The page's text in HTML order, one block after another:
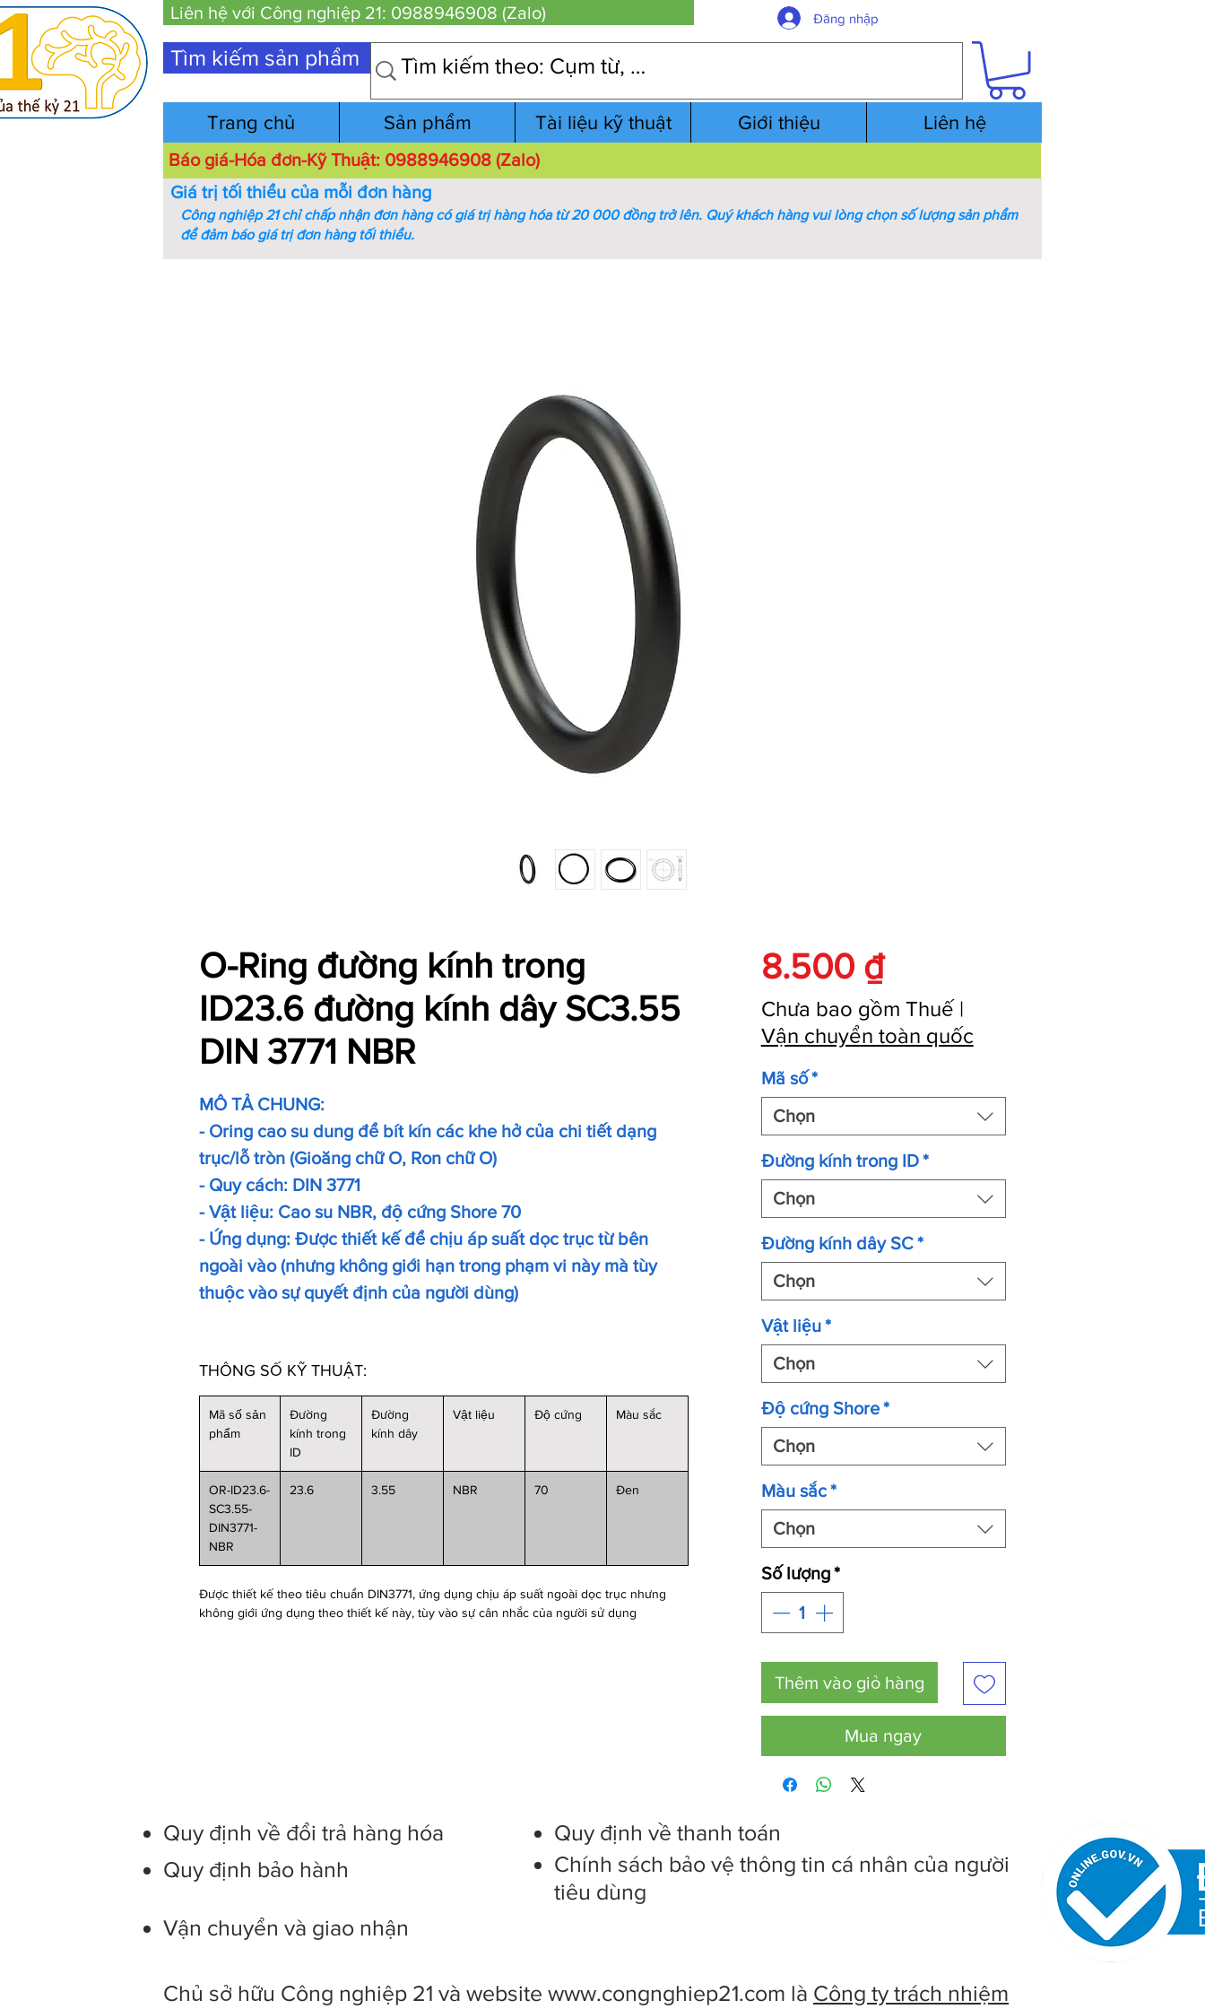
Liên hệ với Công nghiệp 21: 0988946908 (Zalo) Đăng nhập
Tìm kiếm sản phẩm
Trang chủ Sản phẩm Tài liệu kỹ thuật Giới thiệu Liên hệ
Báo giá-Hóa đơn-Kỹ Thuật: 0988946908 (Zalo)
O-Ring đường kính trong
ID23.6 đường kính dây SC3.55
DIN 3771 NBR
MÔ TẢ CHUNG:
- Oring cao su dung để bít kín các khe hở của chi tiết dạng
trục/lỗ tròn (Gioăng chữ O, Ron chữ O)
- Quy cách: DIN 3771
- Vật liệu: Cao su NBR, độ cứng Shore 70
- Ứng dụng: Được thiết kế để chịu áp suất dọc trục từ bên
ngoài vào (nhưng không giới hạn trong phạm vi này mà tùy
thuộc vào sự quyết định của người dùng)
THÔNG SỐ KỸ THUẬT:
Mã số sản
phẩm
Đường
kính trong
ID
Đường
kính dây
Vật liệu Độ cứng Màu sắc
OR-ID23.6-
SC3.55-
DIN3771-
NBR
23.6 3.55 NBR 70 Đen
Được thiết kế theo tiêu chuẩn DIN3771, ứng dụng chịu áp suất ngoài dọc trục nhưng
không giới ứng dụng theo thiết kế này, tùy vào sự cân nhắc của người sử dụng
8.500 ₫Giá
Chưa bao gồm Thuế|
Vận chuyển toàn quốc
Mã số*
Chọn
Đường kính trong ID*
Chọn
Đường kính dây SC*
Chọn
Vật liệu*
Chọn
Độ cứng Shore*
Chọn
Màu sắc*
Chọn
Số lượng*
Thêm vào giỏ hàng
Mua ngay
Giá trị tối thiểu của mỗi đơn hàng
Công nghiệp 21 chỉ chấp nhận đơn hàng có giá trị hàng hóa từ 20 000 đồng trở lên. Quý khách hàng vui lòng chọn số lượng sản phẩm
để đảm báo giá trị đơn hàng tối thiểu.
Quy định về đổi trả hàng hóa
Quy định bảo hành
Vận chuyển và giao nhận
Quy định về thanh toán
Chính sách bảo vệ thông tin cá nhân của người
tiêu dùng
Chủ sở hữu Công nghiệp 21 và website www.congnghiep21.com là Công ty trách nhiệm